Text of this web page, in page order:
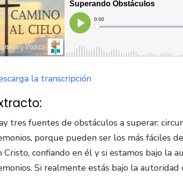
la transcripción
tres fuentes de obstáculos a superar:
porque pueden ser los más fáciles
Cristo, confiando en él y si estamos bajo la
Si realmente estás bajo la